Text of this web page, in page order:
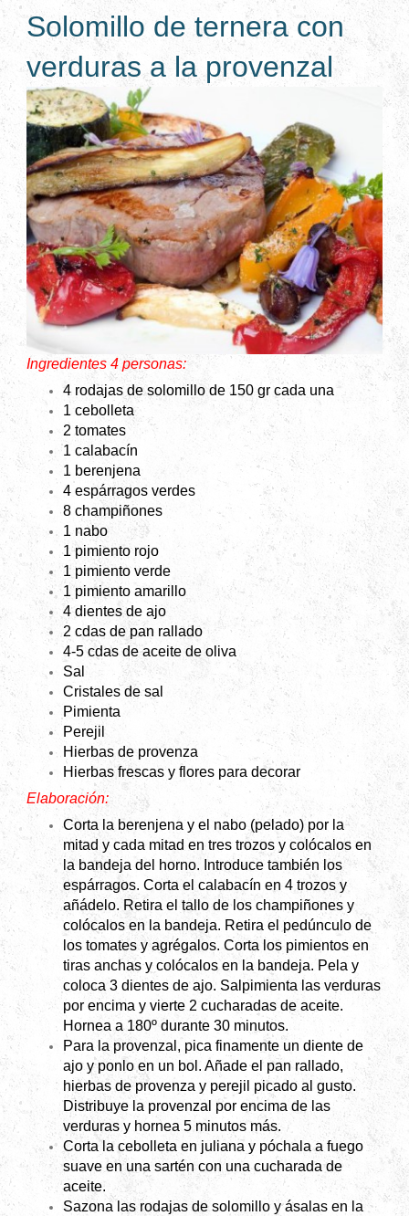
Solomillo de ternera con
verduras a la provenzal
Ingredientes 4 personas:
4 rodajas de solomillo de 150 gr cada una
1 cebolleta
2 tomates
1 calabacín
1 berenjena
4 espárragos verdes
8 champiñones
1 nabo
1 pimiento rojo
1 pimiento verde
1 pimiento amarillo
4 dientes de ajo
2 cdas de pan rallado
4-5 cdas de aceite de oliva
Sal
Cristales de sal
Pimienta
Perejil
Hierbas de provenza
Hierbas frescas y flores para decorar
Elaboración:
Corta la berenjena y el nabo (pelado) por la
mitad y cada mitad en tres trozos y colócalos en
la bandeja del horno. Introduce también los
espárragos. Corta el calabacín en 4 trozos y
añádelo. Retira el tallo de los champiñones y
colócalos en la bandeja. Retira el pedúnculo de
los tomates y agrégalos. Corta los pimientos en
tiras anchas y colócalos en la bandeja. Pela y
coloca 3 dientes de ajo. Salpimienta las verduras
por encima y vierte 2 cucharadas de aceite.
Hornea a 180º durante 30 minutos.
Para la provenzal, pica finamente un diente de
ajo y ponlo en un bol. Añade el pan rallado,
hierbas de provenza y perejil picado al gusto.
Distribuye la provenzal por encima de las
verduras y hornea 5 minutos más.
Corta la cebolleta en juliana y póchala a fuego
suave en una sartén con una cucharada de
aceite.
Sazona las rodajas de solomillo y ásalas en la